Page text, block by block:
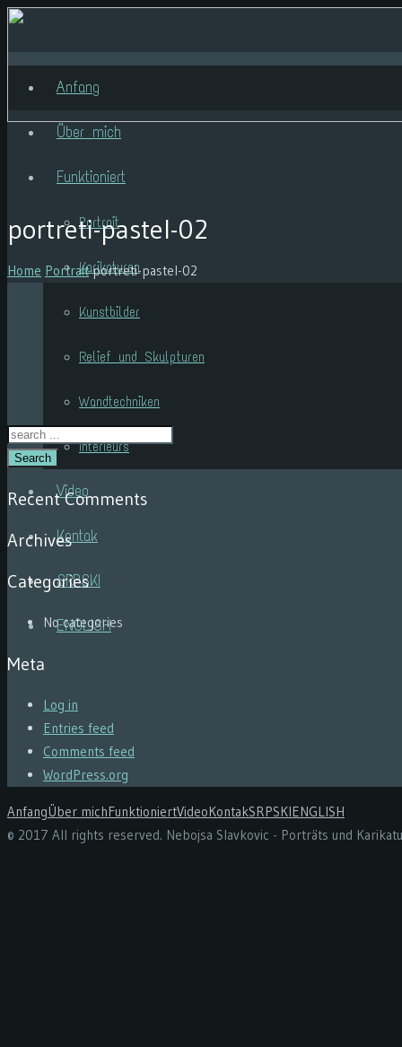
Anfang
Über mich
Funktioniert
Portrait
Karikaturen
Kunstbilder
Relief und Skulpturen
Wandtechniken
Interieurs
Video
Kontak
SRPSKI
ENGLISH
portreti-pastel-02
Home Portrait portreti-pastel-02
Search
Recent Comments
Archives
Categories
No categories
Meta
Log in
Entries feed
Comments feed
WordPress.org
AnfangÜber michFunktioniertVideoKontakSRPSKIENGLISH
© 2017 All rights reserved. Nebojsa Slavkovic - Porträts und